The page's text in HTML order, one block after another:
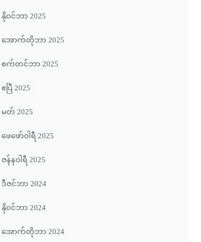
နိုဝင်ဘာ 2025
အောက်တိုဘာ 2025
စက်တင်ဘာ 2025
ဧပြီ 2025
မတ် 2025
ဖေ‌ဖော်ဝါရီ 2025
ဇန်နဝါရီ 2025
ဒီဇင်ဘာ 2024
နိုဝင်ဘာ 2024
အောက်တိုဘာ 2024